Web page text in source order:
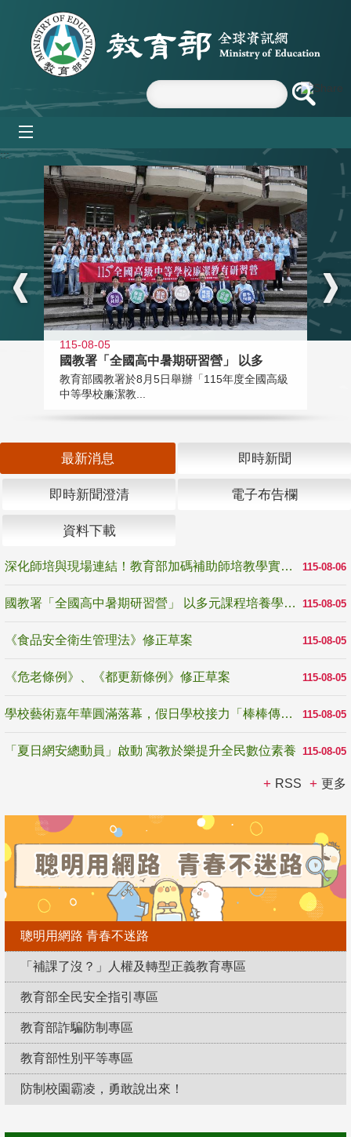
跳到主要內容區塊
:::
115-08-05
國教署「全國高中暑期研習營」 以多
教育部國教署於8月5日舉辦「115年度全國高級
中等學校廉潔教...
最新消息 即時新聞
即時新聞澄清 電子布告欄
資料下載
115-08-06
深化師培與現場連結！教育部加碼補助師培教學實踐研究 10月師培國際研討會交流教學實踐經驗
115-08-05
國教署「全國高中暑期研習營」 以多元課程培養學生瞭解誠信專業與倫理價值
115-08-05
《食品安全衛生管理法》修正草案
115-08-05
《危老條例》、《都更新條例》修正草案
115-08-05
學校藝術嘉年華圓滿落幕，假日學校接力「棒棒傳美感」
115-08-05
「夏日網安總動員」啟動 寓教於樂提升全民數位素養
RSS 更多
聰明用網路 青春不迷路
「補課了沒？」人權及轉型正義教育專區
教育部全民安全指引專區
教育部詐騙防制專區
教育部性別平等專區
防制校園霸凌，勇敢說出來！